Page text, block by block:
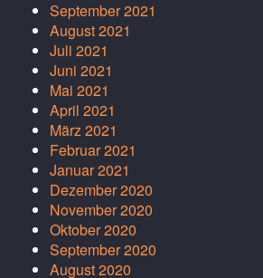
September 2021
August 2021
Juli 2021
Juni 2021
Mai 2021
April 2021
März 2021
Februar 2021
Januar 2021
Dezember 2020
November 2020
Oktober 2020
September 2020
August 2020